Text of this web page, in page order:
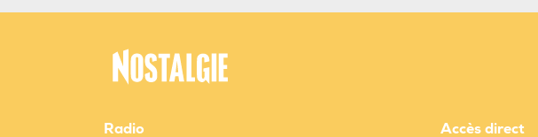
Radio Accès direct